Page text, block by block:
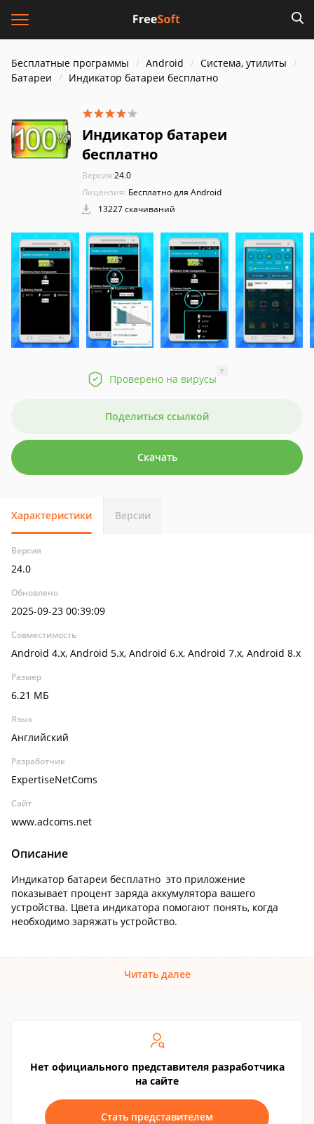
Бесплатные программы Android
Система, утилиты
Батареи
Индикатор батареи бесплатно
Индикатор батареи
бесплатно
Версия:24.0
Лицензия: Бесплатно для Android
13227 скачиваний
Проверено на вирусы
?
Поделиться ссылкой
Скачать
Характеристики Версии
Версия
24.0
Обновлено
2025-09-23 00:39:09
Совместимость
Android 4.x, Android 5.x, Android 6.x, Android 7.x, Android 8.x
Размер
6.21 МБ
Язык
Английский
Разработчик
ExpertiseNetComs
Сайт
www.adcoms.net
Описание
Индикатор батареи бесплатно это приложение
показывает процент заряда аккумулятора вашего
устройства. Цвета индикатора помогают понять, когда
необходимо заряжать устройство.
Читать далее
Нет официального представителя разработчика
на сайте
Стать представителем